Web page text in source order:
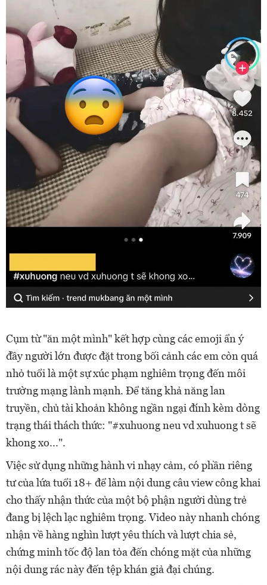
Cụm từ "ăn một mình" kết hợp cùng các emoji ẩn ý
đầy người lớn được đặt trong bối cảnh các em còn quá
nhỏ tuổi là một sự xúc phạm nghiêm trọng đến môi
trường mạng lành mạnh. Để tăng khả năng lan
truyền, chủ tài khoản không ngần ngại đính kèm dòng
trạng thái thách thức: "#xuhuong neu vd xuhuong t sẽ
khong xo...".
Việc sử dụng những hành vi nhạy cảm, có phần riêng
tư của lứa tuổi 18+ để làm nội dung câu view công khai
cho thấy nhận thức của một bộ phận người dùng trẻ
đang bị lệch lạc nghiêm trọng. Video này nhanh chóng
nhận về hàng nghìn lượt yêu thích và lượt chia sẻ,
chứng minh tốc độ lan tỏa đến chóng mặt của những
nội dung rác này đến tệp khán giả đại chúng.